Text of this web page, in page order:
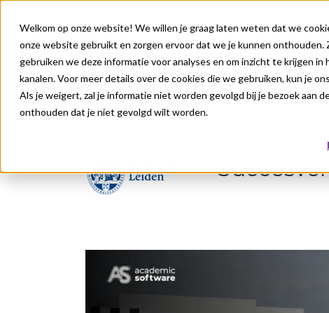
Welkom op onze website! We willen je graag laten weten dat we
onze website gebruikt en zorgen ervoor dat we je kunnen
gebruiken we deze informatie voor analyses en om inzicht te krijgen
kanalen. Voor meer details over de cookies die we gebruiken, kun je ons
Als je weigert, zal je informatie niet worden gevolgd bij je bezoek aan
onthouden dat je niet gevolgd wilt worden.
Succesver